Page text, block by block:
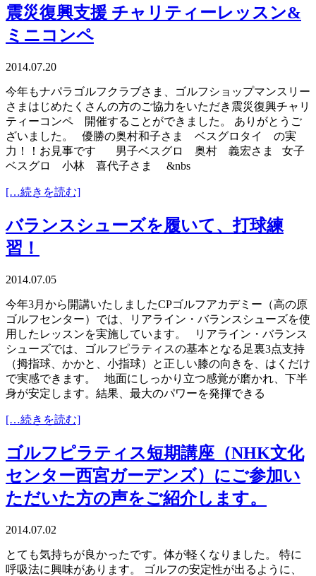
震災復興支援 チャリティーレッスン&
ミニコンペ
2014.07.20
今年もナパラゴルフクラブさま、ゴルフショップマンスリー
さまはじめたくさんの方のご協力をいただき震災復興チャリ
ティーコンペ 開催することができました。 ありがとうご
ざいました。 優勝の奥村和子さま ベスグロタイ の実
力！！お見事です 男子ベスグロ 奥村 義宏さま 女子
ベスグロ 小林 喜代子さま &nbs
[…続きを読む]
バランスシューズを履いて、打球練
習！
2014.07.05
今年3月から開講いたしましたCPゴルフアカデミー（高の原
ゴルフセンター）では、リアライン・バランスシューズを使
用したレッスンを実施しています。 リアライン・バランス
シューズでは、ゴルフピラティスの基本となる足裏3点支持
（拇指球、かかと、小指球）と正しい膝の向きを、はくだけ
で実感できます。 地面にしっかり立つ感覚が磨かれ、下半
身が安定します。結果、最大のパワーを発揮できる
[…続きを読む]
ゴルフピラティス短期講座（NHK文化
センター西宮ガーデンズ）にご参加い
ただいた方の声をご紹介します。
2014.07.02
とても気持ちが良かったです。体が軽くなりました。 特に
呼吸法に興味があります。 ゴルフの安定性が出るように、